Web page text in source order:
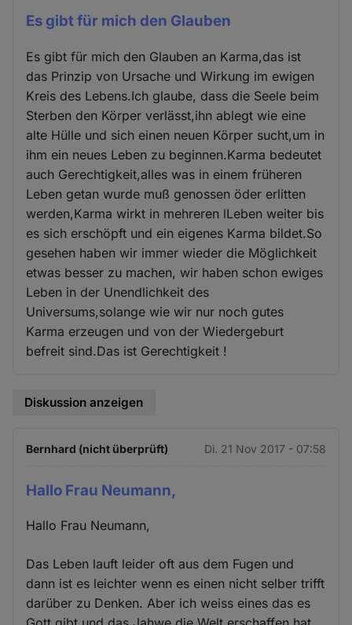
Es gibt für mich den Glauben
Es gibt für mich den Glauben an Karma,das ist
das Prinzip von Ursache und Wirkung im ewigen
Kreis des Lebens.Ich glaube, dass die Seele beim
Sterben den Körper verlässt,ihn ablegt wie eine
alte Hülle und sich einen neuen Körper sucht,um in
ihm ein neues Leben zu beginnen.Karma bedeutet
auch Gerechtigkeit,alles was in einem früheren
Leben getan wurde muß genossen öder erlitten
werden,Karma wirkt in mehreren lLeben weiter bis
es sich erschöpft und ein eigenes Karma bildet.So
gesehen haben wir immer wieder die Möglichkeit
etwas besser zu machen, wir haben schon ewiges
Leben in der Unendlichkeit des
Universums,solange wie wir nur noch gutes
Karma erzeugen und von der Wiedergeburt
befreit sind.Das ist Gerechtigkeit !
Diskussion anzeigen
Bernhard (nicht überprüft) Di. 21 Nov 2017 - 07:58
Hallo Frau Neumann,
Hallo Frau Neumann,
Das Leben lauft leider oft aus dem Fugen und
dann ist es leichter wenn es einen nicht selber trifft
darüber zu Denken. Aber ich weiss eines das es